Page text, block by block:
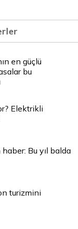
en güçlü
bu
Elektrikli
Bu yıl balda
turizmini